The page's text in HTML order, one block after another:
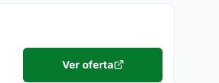
Ver oferta